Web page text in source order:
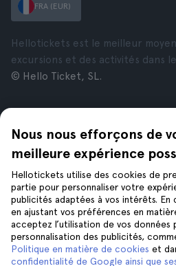
Nous nous efforçons de
meilleure expérience
Hellotickets utilise des cookies de
partie pour personnaliser votre
publicités adaptées à vos intérêts.
en ajustant vos préférences en
acceptez l’utilisation de vos données
personnalisation des publicités,
Politique en matière de cookies et
confidentialité de Google ainsi que
FRA (EUR)
Hellotickets est le meilleur
excursions et des activités dans
© Hello Ticket, SL.
À propos de nous
Offres d’emploi
Avis
Confidentialité
Conditions générales
Mentions Légales
Cookies
New